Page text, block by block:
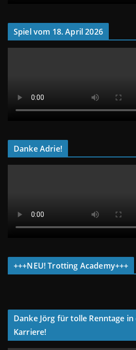
Spiel vom 18. April 2026
Danke Adrie!
+++NEU! Trotting Academy+++
Danke Jörg für tolle Renntage
Karriere!